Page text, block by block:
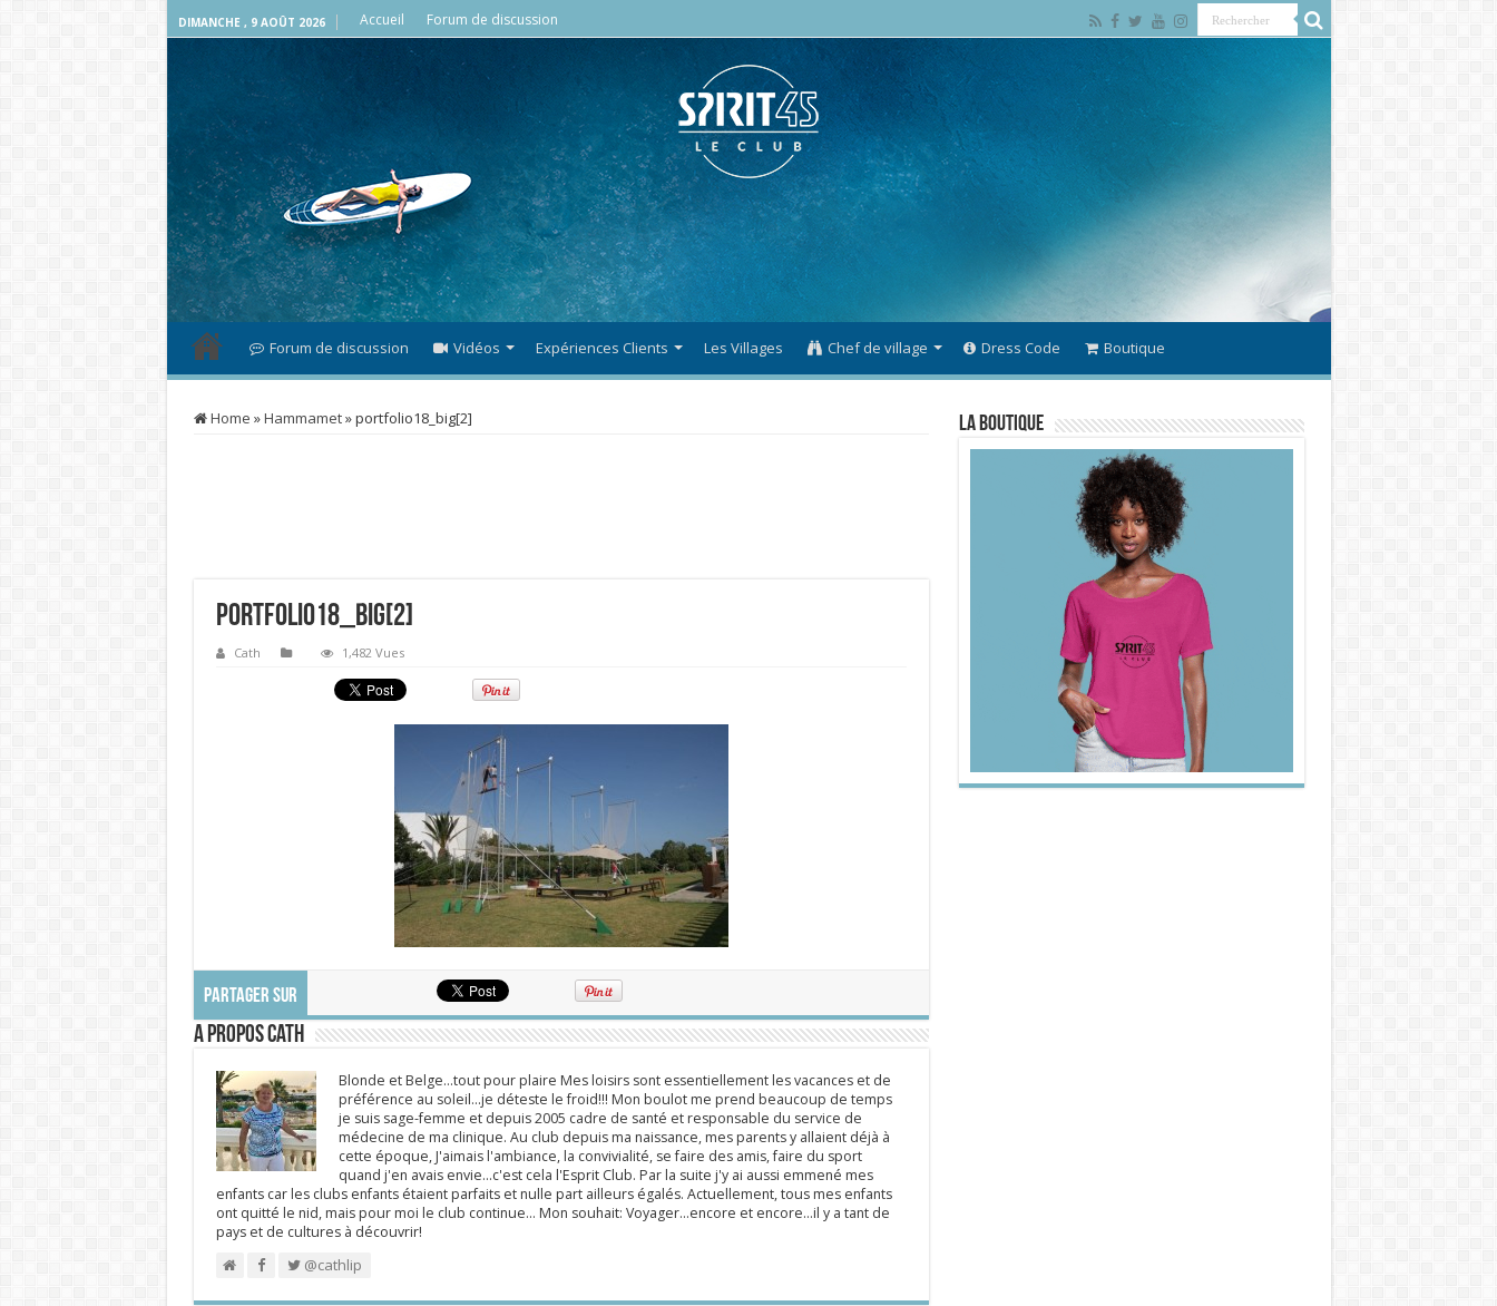
DIMANCHE , 9 AOÛT 2026 Accueil Forum de discussion
Forum de discussion Vidéos Expériences Clients Les Villages Chef de village Dress Code Boutique
Home »Hammamet»portfolio18_big[2]
portfolio18_big[2]
Cath 1,482 Vues
PARTAGER SUR
A propos Cath
Blonde et Belge...tout pour plaire Mes loisirs sont essentiellement les vacances et de
préférence au soleil...je déteste le froid!!! Mon boulot me prend beaucoup de temps
je suis sage-femme et depuis 2005 cadre de santé et responsable du service de
médecine de ma clinique. Au club depuis ma naissance, mes parents y allaient déjà à
cette époque, J'aimais l'ambiance, la convivialité, se faire des amis, faire du sport
quand j'en avais envie...c'est cela l'Esprit Club. Par la suite j'y ai aussi emmené mes
enfants car les clubs enfants étaient parfaits et nulle part ailleurs égalés. Actuellement, tous mes enfants
ont quitté le nid, mais pour moi le club continue... Mon souhait: Voyager...encore et encore...il y a tant de
pays et de cultures à découvrir!
@cathlip
La Boutique